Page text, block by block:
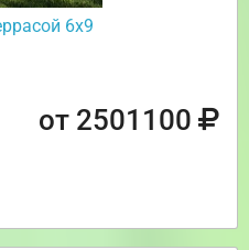
6х9
от 2501100